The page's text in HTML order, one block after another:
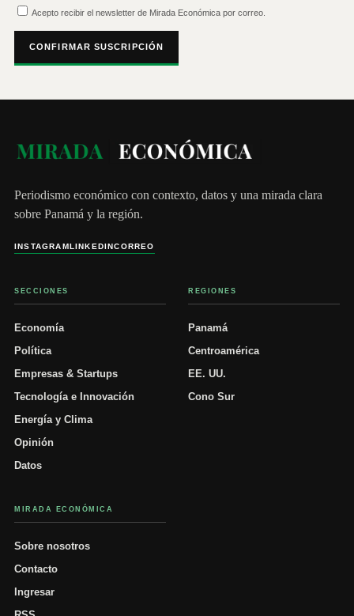
Acepto recibir el newsletter de Mirada Económica por correo.
CONFIRMAR SUSCRIPCIÓN
Periodismo económico con contexto, datos y una mirada clara
sobre Panamá y la región.
INSTAGRAMLINKEDINCORREO
SECCIONES
Economía
Política
Empresas & Startups
Tecnología e Innovación
Energía y Clima
Opinión
Datos
REGIONES
Panamá
Centroamérica
EE. UU.
Cono Sur
MIRADA ECONÓMICA
Sobre nosotros
Contacto
Ingresar